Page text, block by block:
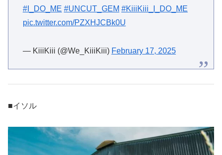
#I_DO_ME #UNCUT_GEM #KiiiKiii_I_DO_ME
pic.twitter.com/PZXHJCBk0U
— KiiiKiii (@We_KiiiKiii) February 17, 2025
■イソル